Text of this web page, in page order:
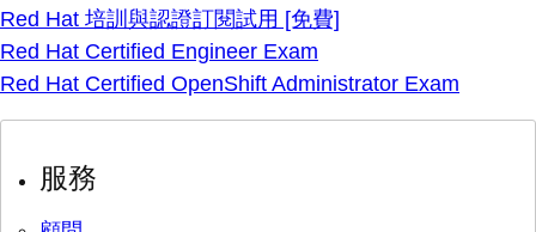
Red Hat 培訓與認證訂閱試用 [免費]
Red Hat Certified Engineer Exam
Red Hat Certified OpenShift Administrator Exam
服務